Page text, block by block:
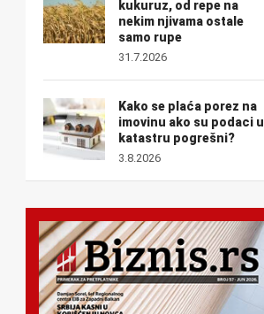
kukuruz, od repe na
nekim njivama ostale
samo rupe
31.7.2026
Kako se plaća porez na
imovinu ako su podaci u
katastru pogrešni?
3.8.2026